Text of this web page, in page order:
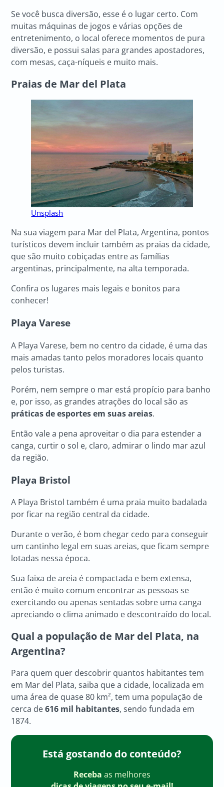
Se você busca diversão, esse é o lugar certo. Com
muitas máquinas de jogos e várias opções de
entretenimento, o local oferece momentos de pura
diversão, e possui salas para grandes apostadores,
com mesas, caça-níqueis e muito mais.
Praias de Mar del Plata
Unsplash
Na sua viagem para Mar del Plata, Argentina, pontos
turísticos devem incluir também as praias da cidade,
que são muito cobiçadas entre as famílias
argentinas, principalmente, na alta temporada.
Confira os lugares mais legais e bonitos para
conhecer!
Playa Varese
A Playa Varese, bem no centro da cidade, é uma das
mais amadas tanto pelos moradores locais quanto
pelos turistas.
Porém, nem sempre o mar está propício para banho
e, por isso, as grandes atrações do local são as
práticas de esportes em suas areias.
Então vale a pena aproveitar o dia para estender a
canga, curtir o sol e, claro, admirar o lindo mar azul
da região.
Playa Bristol
A Playa Bristol também é uma praia muito badalada
por ficar na região central da cidade.
Durante o verão, é bom chegar cedo para conseguir
um cantinho legal em suas areias, que ficam sempre
lotadas nessa época.
Sua faixa de areia é compactada e bem extensa,
então é muito comum encontrar as pessoas se
exercitando ou apenas sentadas sobre uma canga
apreciando o clima animado e descontraído do local.
Qual a população de Mar del Plata, na
Argentina?
Para quem quer descobrir quantos habitantes tem
em Mar del Plata, saiba que a cidade, localizada em
uma área de quase 80 km², tem uma população de
cerca de616 mil habitantes, sendo fundada em
1874.
Está gostando do conteúdo?
Receba as melhores